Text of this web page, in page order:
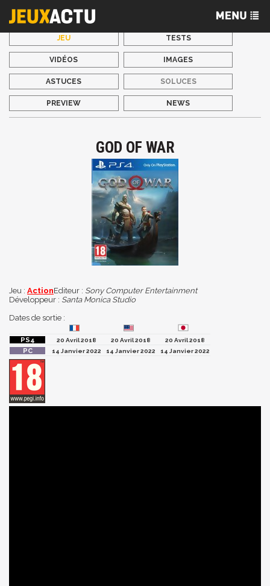
JEU TESTS
VIDÉOS IMAGES
ASTUCES SOLUCES
PREVIEW NEWS
GOD OF WAR
Jeu : ActionEditeur : Sony Computer Entertainment
Développeur : Santa Monica Studio
Dates de sortie :
20 Avril 2018 20 Avril 2018
20 Avril 2018
14 Janvier 2022
14 Janvier 2022 14 Janvier 2022